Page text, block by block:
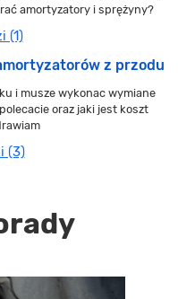
amortyzatory i sprężyny?
(1)
z przodu
i musze wykonac wymiane
oraz jaki jest koszt
(3)